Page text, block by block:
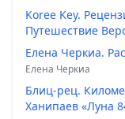
Koree Key.
Путешествие
Елена Черкиа.
Елена Черкиа
Блиц-рец.
Ханипаев «Луна